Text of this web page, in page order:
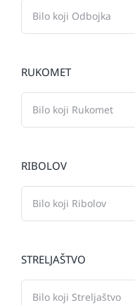
RUKOMET
RIBOLOV
STRELJAŠTVO